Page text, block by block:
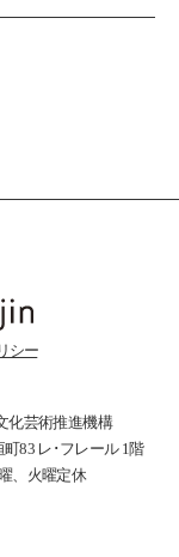
シー
化芸術推進機構
町83 レ･フレール 1階
、火曜定休